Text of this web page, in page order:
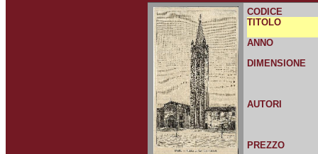
CODICE
TITOLO
ANNO
DIMENSIONE
AUTORI
PREZZO